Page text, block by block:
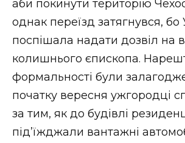
аби покинути територію
однак переїзд затягнувся,
поспішала надати дозвіл на
колишнього єпископа.
формальності були
початку вересня ужгородці
за тим, як до будівлі
під’їжджали вантажні